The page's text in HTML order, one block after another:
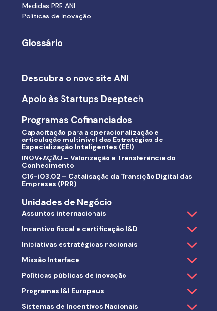
Medidas PRR ANI
Políticas de Inovação
Glossário
Descubra o novo site ANI
Apoio às Startups Deeptech
Programas Cofinanciados
Capacitação para a operacionalização e
articulação multinível das Estratégias de
Especialização Inteligentes (EEI)
INOV+AÇÃO – Valorização e Transferência do
Conhecimento
C16-i03.02 – Catalisação da Transição Digital das
Empresas (PRR)
Unidades de Negócio
Assuntos internacionais
Incentivo fiscal e certificação I&D
Iniciativas estratégicas nacionais
Missão Interface
Políticas públicas de inovação
Programas I&I Europeus
Sistemas de Incentivos Nacionais